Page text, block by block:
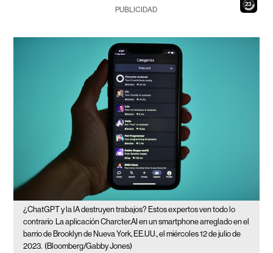
22
PUBLICIDAD
¿ChatGPT y la IA destruyen trabajos? Estos expertos ven todo lo
contrario La aplicación Charcter.AI en un smartphone arreglado en el
barrio de Brooklyn de Nueva York, EE.UU., el miércoles 12 de julio de
2023. (Bloomberg/Gabby Jones)